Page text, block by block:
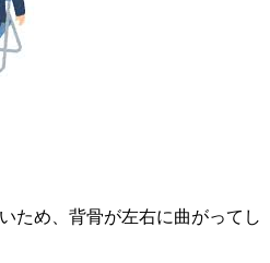
ため、背骨が左右に曲がってし